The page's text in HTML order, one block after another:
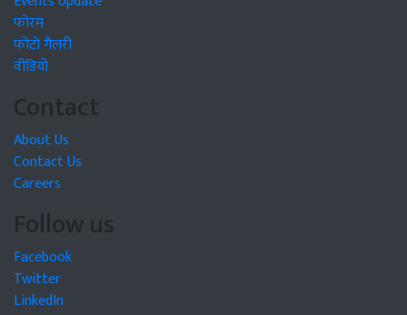
फोरम
फोटो गैलरी
वीडियो
Contact
About Us
Contact Us
Careers
Follow us
Facebook
Twitter
LinkedIn